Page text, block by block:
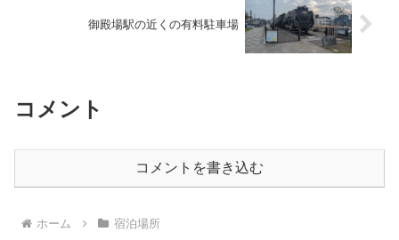
御殿場駅の近くの有料駐車場
コメント
コメントを書き込む
ホーム 宿泊場所